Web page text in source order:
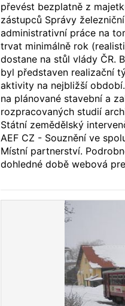
převést bezplatně z
zástupců Správy
administrativní práce na
trvat minimálně rok
dostane na stůl vlády ČR.
byl představen realizační
aktivity na nejbližší
na plánované stavební a
rozpracovaných studií
Státní zemědělský
AEF CZ - Souznění ve
Místní partnerství.
dohledné době webová